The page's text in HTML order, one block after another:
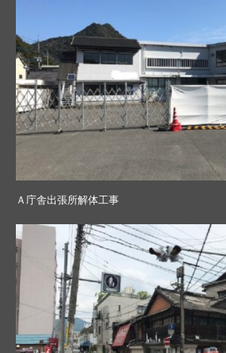
Ａ庁舎出張所解体工事